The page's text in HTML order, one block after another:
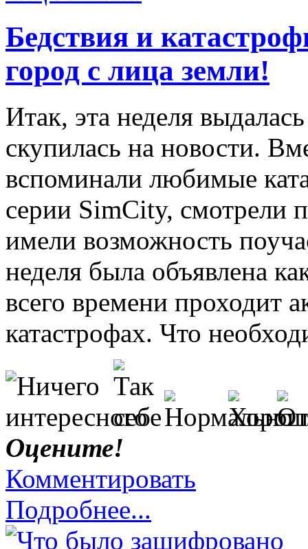
Бедствия и
город с лица земли!
Итак, эта неделя
скупилась на новости.
вспоминали любимые
серии SimCity, смотрели
имели возможность
неделя была объявлена
всего времени проходит
катастрофах. Что
Оцените!
Комментировать
Подробнее...